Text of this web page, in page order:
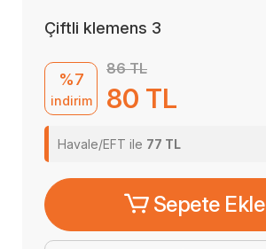
Çiftli klemens 3
%7
indirim
86 TL
80 TL
Havale/EFT ile 77 TL
Sepete Ekle